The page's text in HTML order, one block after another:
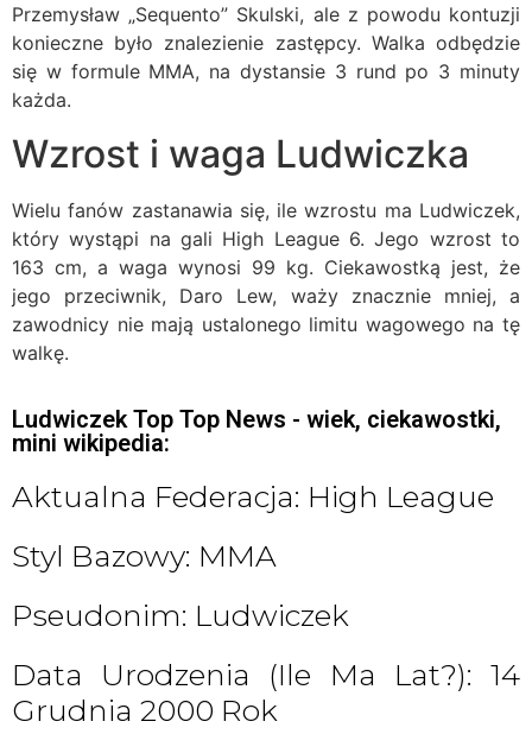
Przemysław „Sequento” Skulski, ale z powodu kontuzji
konieczne było znalezienie zastępcy. Walka odbędzie
się w formule MMA, na dystansie 3 rund po 3 minuty
każda.
Wzrost i waga Ludwiczka
Wielu fanów zastanawia się, ile wzrostu ma Ludwiczek,
który wystąpi na gali High League 6. Jego wzrost to
163 cm, a waga wynosi 99 kg. Ciekawostką jest, że
jego przeciwnik, Daro Lew, waży znacznie mniej, a
zawodnicy nie mają ustalonego limitu wagowego na tę
walkę.
Ludwiczek Top Top News - wiek, ciekawostki,
mini wikipedia:
Aktualna Federacja: High League
Styl Bazowy: MMA
Pseudonim: Ludwiczek
Data Urodzenia (ile Ma Lat?): 14
Grudnia 2000 Rok